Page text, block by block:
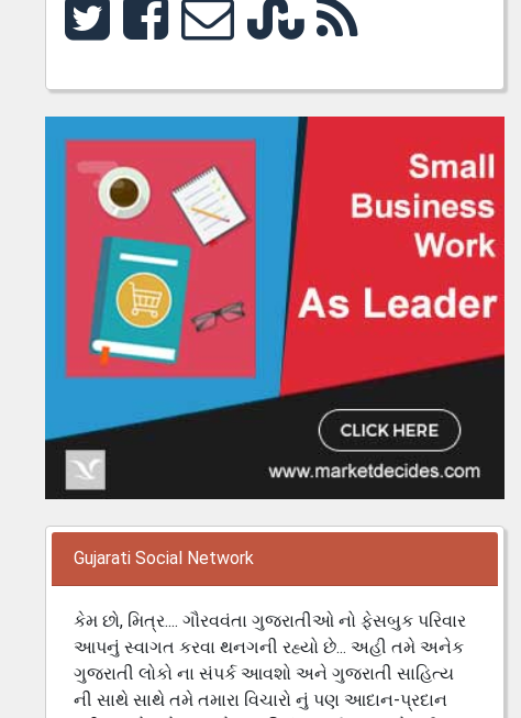
Gujarati Social Network
કેમ છો, મિત્ર.... ગૌરવવંતા ગુજરાતીઓ નો ફેસબુક પરિવાર
આપનું સ્વાગત કરવા થનગની રહ્યો છે... અહી તમે અનેક
ગુજરાતી લોકો ના સંપર્ક આવશો અને ગુજરાતી સાહિત્ય
ની સાથે સાથે તમે તમારા વિચારો નું પણ આદાન-પ્રદાન